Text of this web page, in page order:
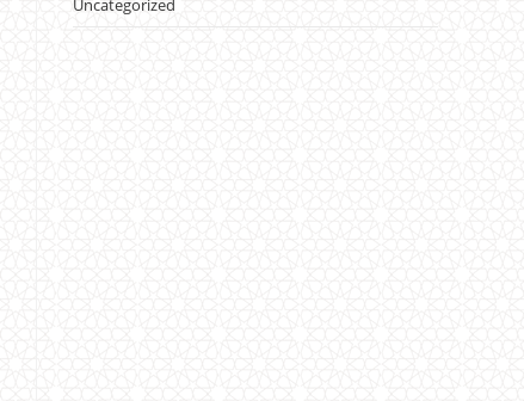
Uncategorized